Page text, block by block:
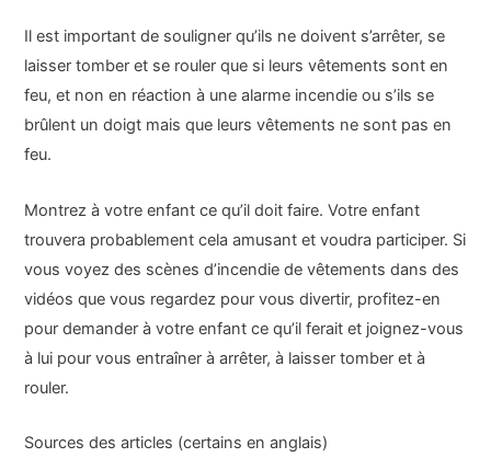
Il est important de souligner qu’ils ne doivent s’arrêter, se
laisser tomber et se rouler que si leurs vêtements sont en
feu, et non en réaction à une alarme incendie ou s’ils se
brûlent un doigt mais que leurs vêtements ne sont pas en
feu.
Montrez à votre enfant ce qu’il doit faire. Votre enfant
trouvera probablement cela amusant et voudra participer. Si
vous voyez des scènes d’incendie de vêtements dans des
vidéos que vous regardez pour vous divertir, profitez-en
pour demander à votre enfant ce qu’il ferait et joignez-vous
à lui pour vous entraîner à arrêter, à laisser tomber et à
rouler.
Sources des articles (certains en anglais)